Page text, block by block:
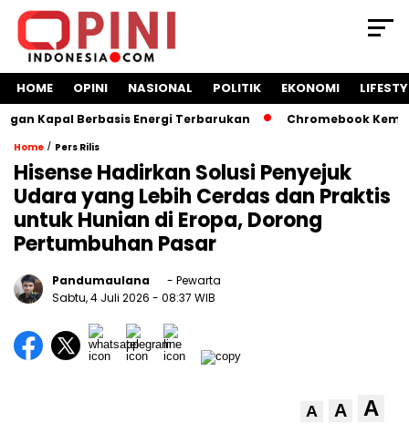
HOME OPINI NASIONAL POLITIK EKONOMI
Kapal Berbasis Energi Terbarukan Chromebook
Home / Pers Rilis
Hisense Hadirkan Solusi Penyejuk
Udara yang Lebih Cerdas dan Praktis
untuk Hunian di Eropa, Dorong
Pertumbuhan Pasar
Pandumaulana
- Pewarta
Sabtu, 4 Juli 2026 - 08:37 WIB
A A A